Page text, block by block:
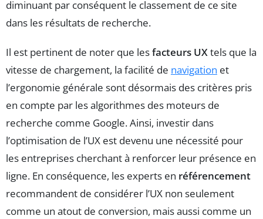
diminuant par conséquent le classement de ce site
dans les résultats de recherche.
Il est pertinent de noter que lesfacteurs UXtels que la
vitesse de chargement, la facilité de navigation et
l’ergonomie générale sont désormais des critères pris
en compte par les algorithmes des moteurs de
recherche comme Google. Ainsi, investir dans
l’optimisation de l’UX est devenu une nécessité pour
les entreprises cherchant à renforcer leur présence en
ligne. En conséquence, les experts en référencement
recommandent de considérer l’UX non seulement
comme un atout de conversion, mais aussi comme un